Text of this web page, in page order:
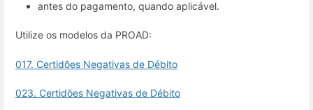
antes do pagamento, quando aplicável.
Utilize os modelos da PROAD:
017. Certidões Negativas de Débito
023. Certidões Negativas de Débito